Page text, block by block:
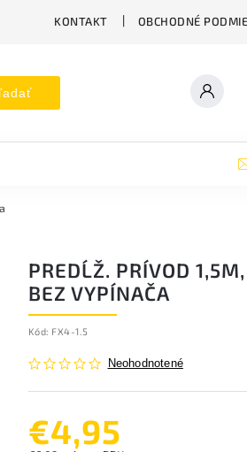
KONTAKT OBCHODNÉ
PREDĹŽ. PRÍVOD
BEZ VYPÍNAČA
Kód: FX4-1.5
Neohodnotené
€4,95